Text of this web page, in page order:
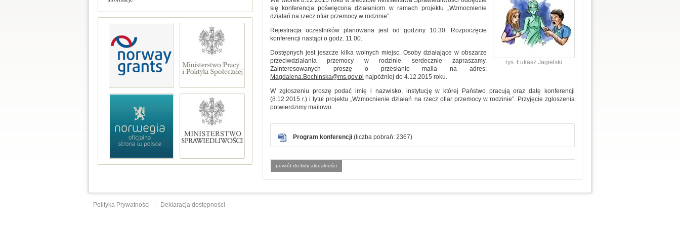
rys. Łukasz Jagielski
się konferencja poświęcona działaniom w ramach projektu „Wzmocnienie
działań na rzecz ofiar przemocy w rodzinie”.
Rejestracja uczestników planowana jest od godziny 10.30. Rozpoczęcie
konferencji nastąpi o godz. 11.00.
Dostępnych jest jeszcze kilka wolnych miejsc. Osoby działające w obszarze
przeciwdziałania przemocy w rodzinie serdecznie zapraszamy.
Zainteresowanych proszę o przesłanie maila na adres:
Magdalena.Bochinska@ms.gov.pl najpóźniej do 4.12.2015 roku.
W zgłoszeniu proszę podać imię i nazwisko, instytucję w której Państwo pracują oraz datę konferencji
(8.12.2015 r.) i tytuł projektu „Wzmocnienie działań na rzecz ofiar przemocy w rodzinie”. Przyjęcie zgłoszenia
potwierdzimy mailowo.
Program konferencji(liczba pobrań: 2367)
powrót do listy aktualności
Polityka Prywatności Deklaracja dostępności